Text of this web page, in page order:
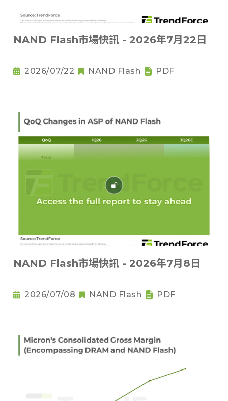
NAND Flash市場快訊 - 2026年7月22日
2026/07/22 NAND Flash PDF
NAND Flash市場快訊 - 2026年7月8日
2026/07/08 NAND Flash PDF